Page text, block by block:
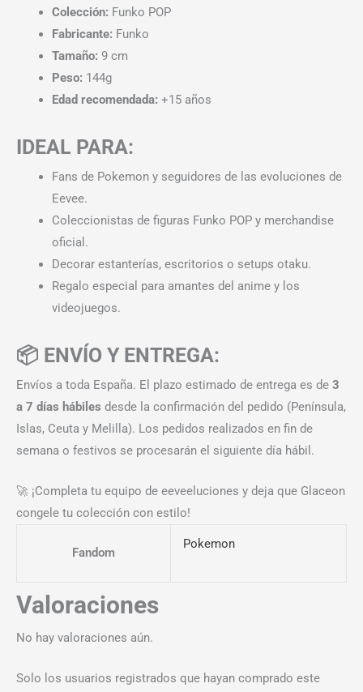
Colección: Funko POP
Fabricante: Funko
Tamaño: 9 cm
Peso: 144g
Edad recomendada: +15 años
IDEAL PARA:
Fans de Pokemon y seguidores de las evoluciones de
Eevee.
Coleccionistas de figuras Funko POP y merchandise
oficial.
Decorar estanterías, escritorios o setups otaku.
Regalo especial para amantes del anime y los
videojuegos.
📦 ENVÍO Y ENTREGA:
Envíos a toda España. El plazo estimado de entrega es de 3
a 7 días hábiles desde la confirmación del pedido (Península,
Islas, Ceuta y Melilla). Los pedidos realizados en fin de
semana o festivos se procesarán el siguiente día hábil.
🚀 ¡Completa tu equipo de eeveeluciones y deja que Glaceon
congele tu colección con estilo!
Fandom
Pokemon
Valoraciones
No hay valoraciones aún.
Solo los usuarios registrados que hayan comprado este